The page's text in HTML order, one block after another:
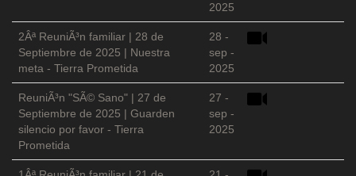
2025
2Âª ReuniÃ³n familiar | 28 de
Septiembre de 2025 | Nuestra
meta - Tierra Prometida
28 -
sep -
2025
ReuniÃ³n "SÃ© Sano" | 27 de
Septiembre de 2025 | Guarden
silencio por favor - Tierra
Prometida
27 -
sep -
2025